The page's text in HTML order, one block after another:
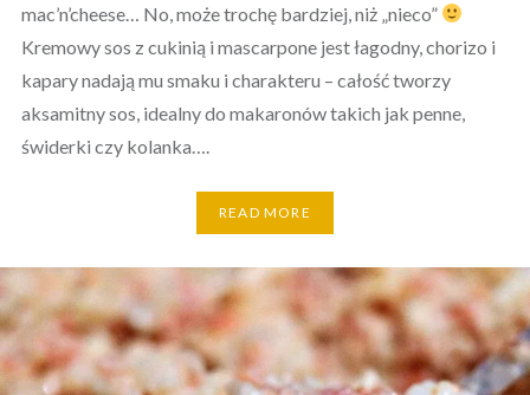
mac’n’cheese… No, może trochę bardziej, niż „nieco”
Kremowy sos z cukinią i mascarpone jest łagodny, chorizo i
kapary nadają mu smaku i charakteru – całość tworzy
aksamitny sos, idealny do makaronów takich jak penne,
świderki czy kolanka….
READ MORE